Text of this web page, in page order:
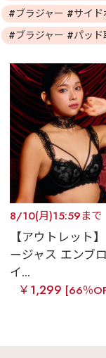
#ブラジャー #サイド
#ブラジャー #パッ
8/10(月)15:59まで
【アウトレット
ージャス エンブロ
イ...
￥1,299 [66％